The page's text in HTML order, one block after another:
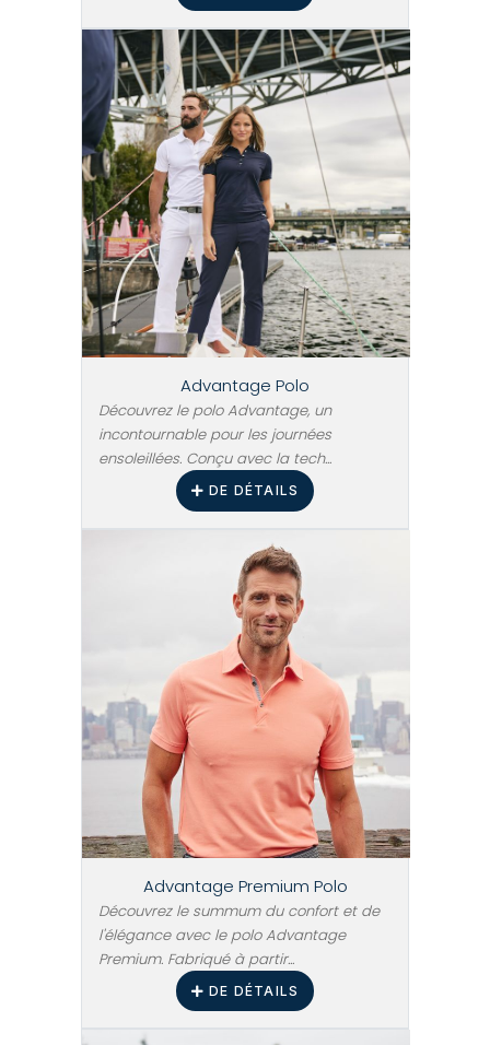
Advantage Polo
Découvrez le polo Advantage, un
incontournable pour les journées
ensoleillées. Conçu avec la tech...
DE DÉTAILS
Advantage Premium Polo
Découvrez le summum du confort et de
l'élégance avec le polo Advantage
Premium. Fabriqué à partir...
DE DÉTAILS